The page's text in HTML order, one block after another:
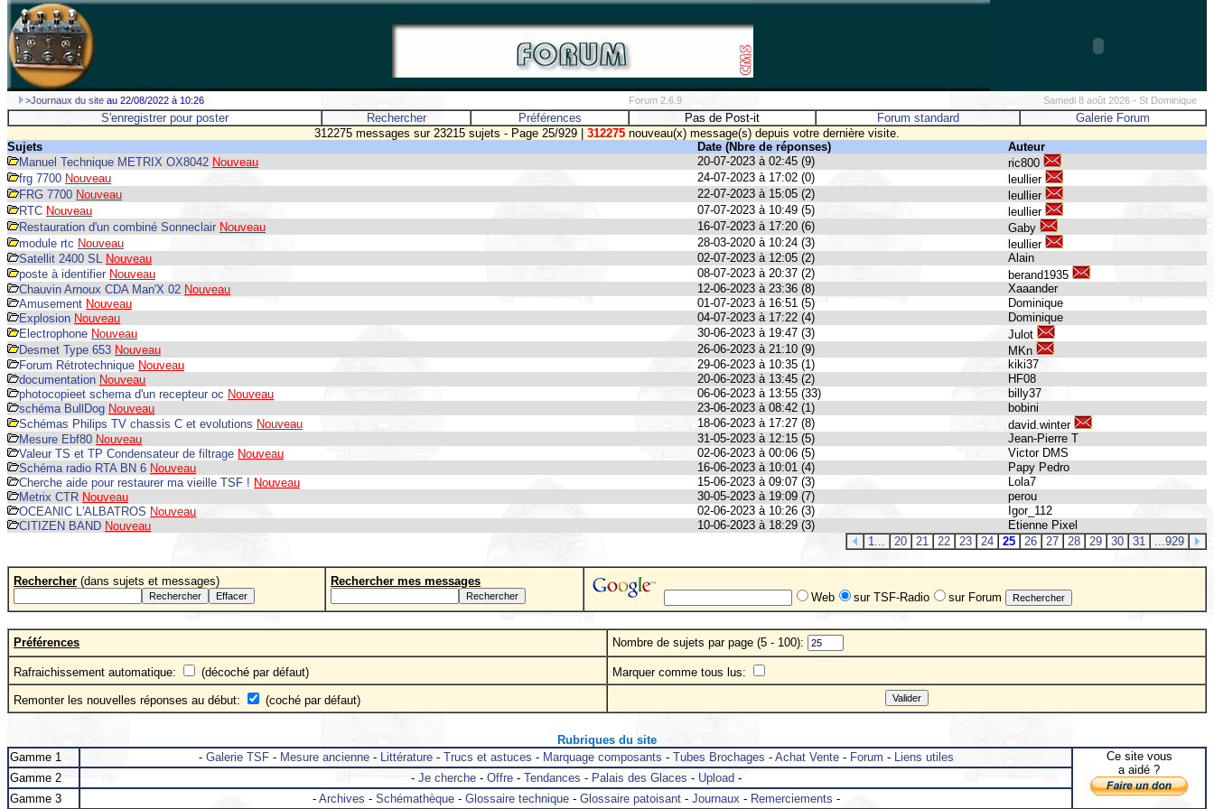
>Journaux du site au 22/08/2022 à 10:26 Forum 2.6.9 Samedi 8 août 2026 - St Dominique
S'enregistrer pour poster Rechercher Préférences Pas de Post-it Forum standard
Galerie Forum
312275 messages sur 23215 sujets - Page 25/929 | 312275 nouveau(x) message(s) depuis votre dernière visite.
Sujets
Date (Nbre de réponses)
Auteur
Manuel Technique METRIX OX8042 Nouveau 20-07-2023 à 02:45 (9)
ric800
frg 7700 Nouveau 24-07-2023 à 17:02 (0)
leullier
FRG 7700 Nouveau 22-07-2023 à 15:05 (2)
leullier
RTC Nouveau 07-07-2023 à 10:49 (5)
leullier
Restauration d'un combiné Sonneclair Nouveau 16-07-2023 à 17:20 (6)
Gaby
module rtc Nouveau 28-03-2020 à 10:24 (3)
leullier
Satellit 2400 SL Nouveau 02-07-2023 à 12:05 (2)
Alain
poste à identifier Nouveau 08-07-2023 à 20:37 (2)
berand1935
Chauvin Arnoux CDA Man'X 02 Nouveau 12-06-2023 à 23:36 (8)
Xaaander
Amusement Nouveau 01-07-2023 à 16:51 (5)
Dominique
Explosion Nouveau 04-07-2023 à 17:22 (4)
Dominique
Electrophone Nouveau 30-06-2023 à 19:47 (3)
Julot
Desmet Type 653 Nouveau 26-06-2023 à 21:10 (9)
MKn
Forum Rétrotechnique Nouveau 29-06-2023 à 10:35 (1)
kiki37
documentation Nouveau 20-06-2023 à 13:45 (2)
HF08
photocopieet schema d'un recepteur oc Nouveau 06-06-2023 à 13:55 (33)
billy37
schéma BullDog Nouveau 23-06-2023 à 08:42 (1)
bobini
Schémas Philips TV chassis C et evolutions Nouveau 18-06-2023 à 17:27 (8)
david.winter
Mesure Ebf80 Nouveau 31-05-2023 à 12:15 (5)
Jean-Pierre T
Valeur TS et TP Condensateur de filtrage Nouveau 02-06-2023 à 00:06 (5)
Victor DMS
Schéma radio RTA BN 6 Nouveau 16-06-2023 à 10:01 (4)
Papy Pedro
Cherche aide pour restaurer ma vieille TSF ! Nouveau 15-06-2023 à 09:07 (3)
Lola7
Metrix CTR Nouveau 30-05-2023 à 19:09 (7)
perou
OCEANIC L'ALBATROS Nouveau 02-06-2023 à 10:26 (3)
Igor_112
CITIZEN BAND Nouveau 10-06-2023 à 18:29 (3)
Etienne Pixel
1...
20 21 22 23 24 25 26 27 28 29 30 31 ...929
Rechercher (dans sujets et messages)
Rechercher mes messages
Web
sur TSF-Radio sur Forum
Préférences Nombre de sujets par page (5 - 100):
Rafraichissement automatique: (décoché par défaut) Marquer comme tous lus:
Remonter les nouvelles réponses au début: (coché par défaut)
Rubriques du site
Gamme 1
- Galerie TSF- Mesure ancienne- Littérature- Trucs et astuces - Marquage composants - Tubes Brochages - Achat Vente- Forum - Liens utiles
Ce site vous
a aidé ?
Gamme 2 - Je cherche- Offre- Tendances - Palais des Glaces - Upload -
Gamme 3
- Archives - Schémathèque- Glossaire technique- Glossaire patoisant- Journaux - Remerciements -